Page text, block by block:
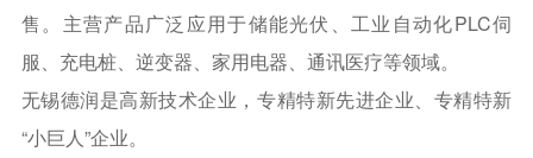
售。主营产品广泛应用于储能光伏、工业自动化PLC伺
服、充电桩、逆变器、家用电器、通讯医疗等领域。
无锡德润是高新技术企业，专精特新先进企业、专精特新
“小巨人”企业。